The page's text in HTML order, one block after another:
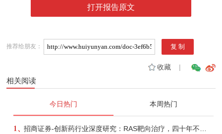
打开报告原文
推荐给朋友：
收藏|
相关阅读
今日热门 本周热门
1、